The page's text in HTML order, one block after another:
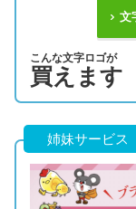
文
こんな文字ロゴが
買えます
姉妹サービス